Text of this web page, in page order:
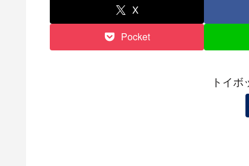
X
Pocket
トイ